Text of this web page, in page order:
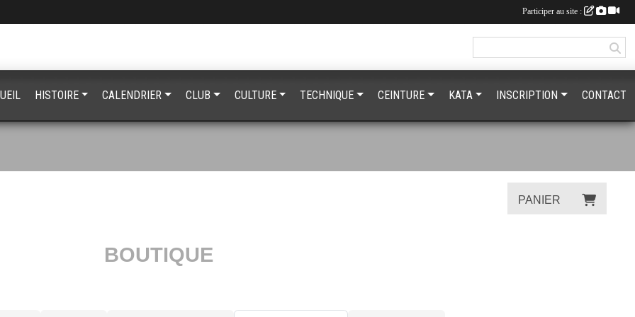
PANIER
BOUTIQUE
HISTOIRE CALENDRIER CLUB CULTURE TECHNIQUE CEINTURE KATA INSCRIPTION CONTACT
Participer au site :